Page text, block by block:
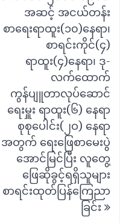
အဆင့် အငယ်တန်း
စာရေးရာထူး(၁၀)နေရာ၊
စာရင်းကိုင်(၄)
ရာထူး(၄)နေရာ၊ ဒု-
လက်ထောက်
ကွန်ပျူတာလုပ်ဆောင်
ရေးမှူး ရာထူး(၆) နေရာ
စုစုပေါင်း(၂ဝ) နေရာ
အတွက် ရေးဖြေစာမေးပွဲ
အောင်မြင်ပြီး လူတွေ့
ဖြေဆိုခွင့်ရရှိသူများ
စာရင်းထုတ်ပြန်ကြေညာ
ခြင်း